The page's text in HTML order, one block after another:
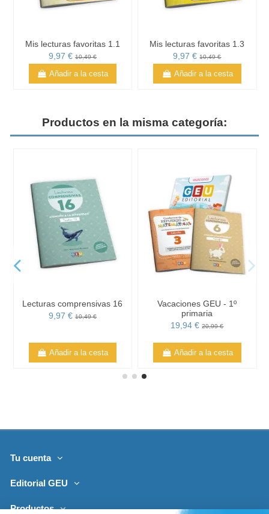
Mis lecturas favoritas 1.1
9,97 € 10,49 €
Añadir a la cesta
Mis lecturas favoritas 1.3
9,97 €10,49 €
Añadir a la cesta
Productos en la misma categoría:
Lecturas comprensivas 16
9,97 € 10,49 €
Añadir a la cesta
Vacaciones GEU - 1º
primaria
19,94 €20,99 €
Añadir a la cesta
Tu cuenta
Editorial GEU
Productos